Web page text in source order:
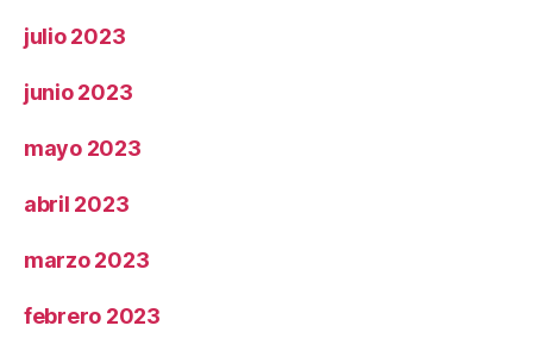
julio 2023
junio 2023
mayo 2023
abril 2023
marzo 2023
febrero 2023